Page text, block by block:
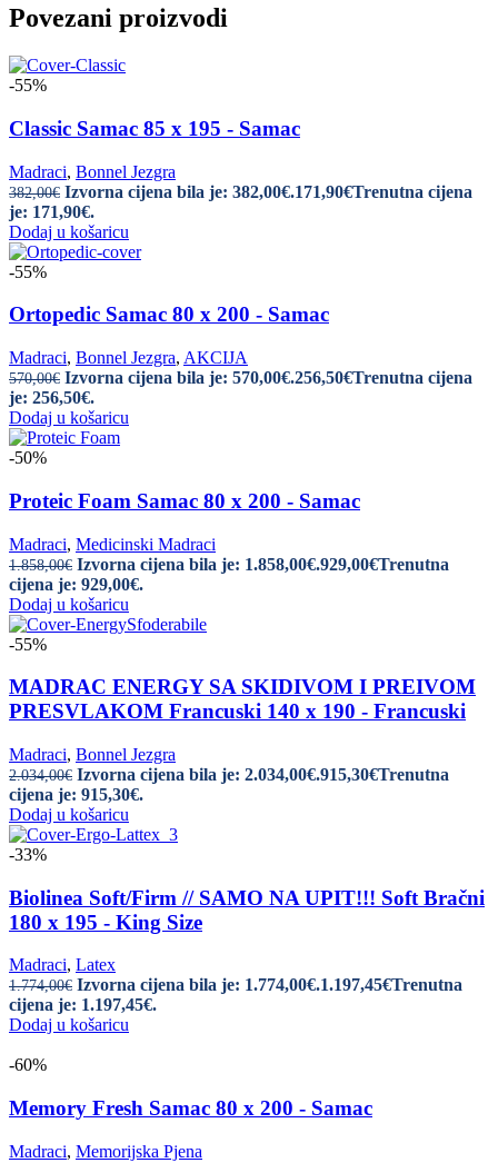
Povezani proizvodi
-55%
Classic Samac 85 x 195 - Samac
Madraci, Bonnel Jezgra
382,00€ Izvorna cijena bila je: 382,00€.171,90€Trenutna cijena
je: 171,90€.
Dodaj u košaricu
-55%
Ortopedic Samac 80 x 200 - Samac
Madraci, Bonnel Jezgra, AKCIJA
570,00€ Izvorna cijena bila je: 570,00€.256,50€Trenutna cijena
je: 256,50€.
Dodaj u košaricu
-50%
Proteic Foam Samac 80 x 200 - Samac
Madraci, Medicinski Madraci
1.858,00€ Izvorna cijena bila je: 1.858,00€.929,00€Trenutna
cijena je: 929,00€.
Dodaj u košaricu
-55%
MADRAC ENERGY SA SKIDIVOM I PREIVOM
PRESVLAKOM Francuski 140 x 190 - Francuski
Madraci, Bonnel Jezgra
2.034,00€ Izvorna cijena bila je: 2.034,00€.915,30€Trenutna
cijena je: 915,30€.
Dodaj u košaricu
-33%
Biolinea Soft/Firm // SAMO NA UPIT!!! Soft Bračni
180 x 195 - King Size
Madraci, Latex
1.774,00€ Izvorna cijena bila je: 1.774,00€.1.197,45€Trenutna
cijena je: 1.197,45€.
Dodaj u košaricu
-60%
Memory Fresh Samac 80 x 200 - Samac
Madraci, Memorijska Pjena